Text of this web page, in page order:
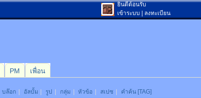
ยินดีต้อนรับ
เข้าระบบ
ลงทะเบียน
PM เพื่อน
บล๊อก อัลบั้ม รูป กลุ่ม หัวข้อ สเปซ คำค้น [TAG]